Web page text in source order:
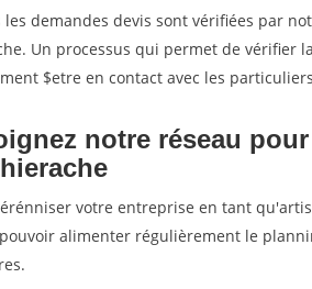
les demandes devis sont vérifiées par
Un processus qui permet de vérifier
$etre en contact avec les
notre réseau
votre entreprise en tant
alimenter régulièrement le